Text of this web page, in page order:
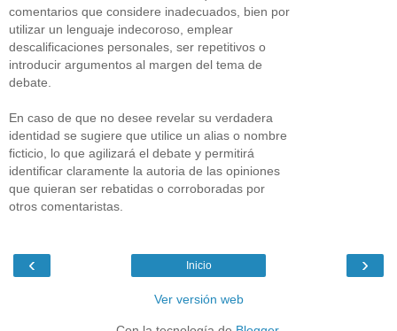
comentarios que considere inadecuados, bien por
utilizar un lenguaje indecoroso, emplear
descalificaciones personales, ser repetitivos o
introducir argumentos al margen del tema de
debate.
En caso de que no desee revelar su verdadera
identidad se sugiere que utilice un alias o nombre
ficticio, lo que agilizará el debate y permitirá
identificar claramente la autoria de las opiniones
que quieran ser rebatidas o corroboradas por
otros comentaristas.
‹ ›
Inicio
Ver versión web